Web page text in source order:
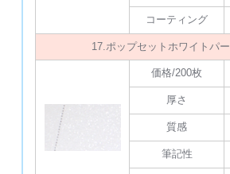
コーティング
17.ポップセットホワイトパ
価格/200枚
厚さ
質感
筆記性